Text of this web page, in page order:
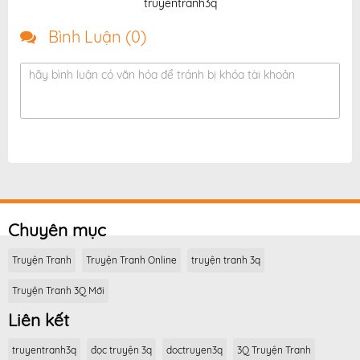
truyentranh3q
Bình Luận (0)
hãy bình luận có văn hóa để tránh bị khóa tài khoản
Chuyên mục
Truyện Tranh Truyện Tranh Online truyện tranh 3q
Truyện Tranh 3Q Mới
Liên kết
truyentranh3q đọc truyện 3q doctruyen3q 3Q Truyện Tranh